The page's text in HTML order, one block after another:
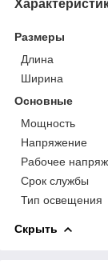
Размеры
Длина
Ширина
Основные
Мощность
Напряжение
Рабочее
Срок службы
Тип освещения
Скрыть